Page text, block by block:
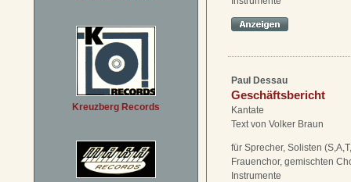
Kreuzberg Records
Paul Dessau
Geschäftsbericht
Kantate
Text von Volker Braun
für Sprecher, Solisten
Frauenchor, gemischten
Instrumente